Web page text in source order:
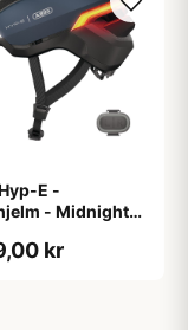
E -
- Midnight
kr